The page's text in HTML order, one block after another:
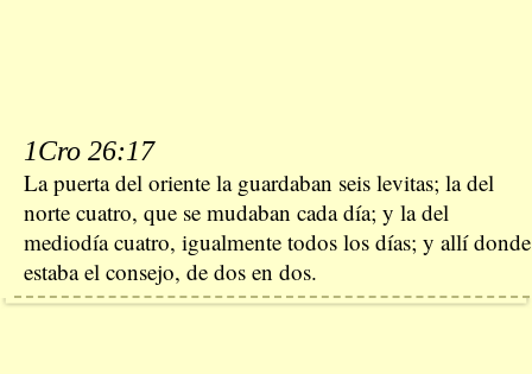
1Cro 26:17
La puerta del oriente la guardaban seis levitas; la del
norte cuatro, que se mudaban cada día; y la del
mediodía cuatro, igualmente todos los días; y allí donde
estaba el consejo, de dos en dos.